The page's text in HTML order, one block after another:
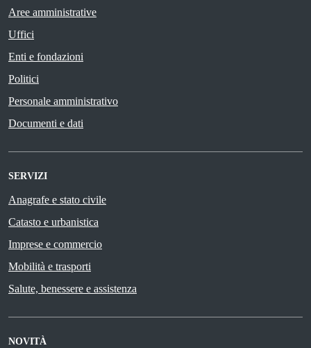
Aree amministrative
Uffici
Enti e fondazioni
Politici
Personale amministrativo
Documenti e dati
SERVIZI
Anagrafe e stato civile
Catasto e urbanistica
Imprese e commercio
Mobilità e trasporti
Salute, benessere e assistenza
NOVITÀ